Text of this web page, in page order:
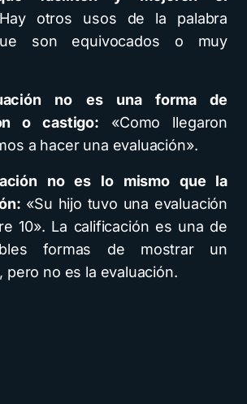
otros usos de la palabra
son equivocados o muy
no es una forma de
o castigo: «Como llegaron
a hacer una evaluación».
no es lo mismo que la
«Su hijo tuvo una evaluación
10». La calificación es una de
formas de mostrar un
pero no es la evaluación.